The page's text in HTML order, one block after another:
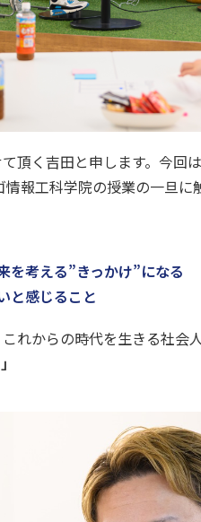
頂く吉田と申します。今回
報工科学院の授業の一旦に
を考える”きっかけ”になる
と感じること
れからの時代を生きる社会
」